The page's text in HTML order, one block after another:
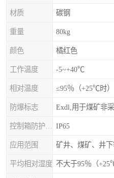
材质 碳钢
重量 80kg
颜色 橘红色
工作温度 -5~+40℃
相对温度 ≤95％（+25℃时）
防爆标志 Exdl,用于煤矿非
IP65
应用范围 矿井、煤矿、井
平均相对湿度 不大于95％（